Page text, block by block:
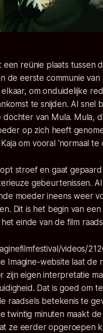
reünie plaats tussen
de eerste communie
om onduidelijke
te snijden. Al snel
van Mula. Mula,
op zich heeft
om vooral ‘normaal te
stroef en gaat
gebeurtenissen.
moeder ineens weer
Dit is het begin van een
einde van de film
videos/
Imagine-website laat de
eigen interpretatie
Dat is goed om
raadsels betekenis te
twintig minuten maakt
ze eerder opgeroepen